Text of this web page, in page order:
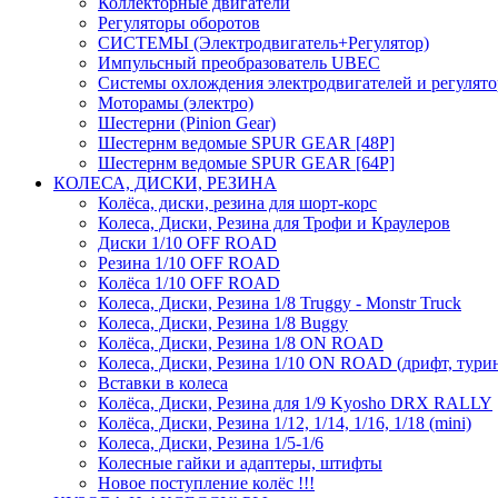
Регуляторы оборотов
СИСТЕМЫ (Электродвигатель+Регулятор)
Импульсный преобразователь UBEC
Системы охлождения электродвигателей и
Моторамы (электро)
Шестерни (Pinion Gear)
Шестернм ведомые SPUR GEAR [48P]
Шестернм ведомые SPUR GEAR [64P]
КОЛЕСА, ДИСКИ, РЕЗИНА
Колёса, диски, резина для шорт-корс
Колеса, Диски, Резина для Трофи и Краулеров
Диски 1/10 OFF ROAD
Резина 1/10 OFF ROAD
Колёса 1/10 OFF ROAD
Колеса, Диски, Резина 1/8 Truggy - Monstr Truck
Колеса, Диски, Резина 1/8 Buggy
Колёса, Диски, Резина 1/8 ON ROAD
Колеса, Диски, Резина 1/10 ON ROAD (дрифт,
Вставки в колеса
Колёса, Диски, Резина для 1/9 Kyosho DRX RALLY
Колёса, Диски, Резина 1/12, 1/14, 1/16, 1/18 (mini)
Колеса, Диски, Резина 1/5-1/6
Колесные гайки и адаптеры, штифты
Новое поступление колёс !!!